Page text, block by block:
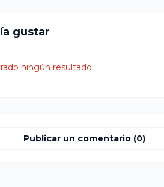
gustar
ningún resultado
Publicar un comentario (0)